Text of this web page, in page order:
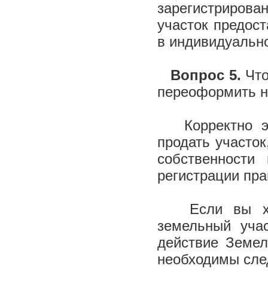
участок
в
Вопрос 5.
переоформить
Корректно
продать
регистрации
Если вы
земельный
действие
необходимы